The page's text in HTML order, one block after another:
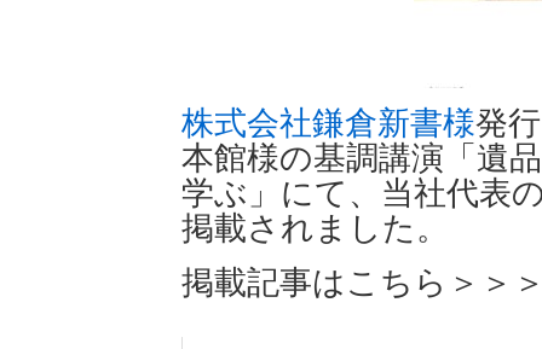
株式会社鎌倉新書様発
本館様の基調講演「遺
学ぶ」にて、当社代表
掲載されました。
掲載記事はこちら＞＞